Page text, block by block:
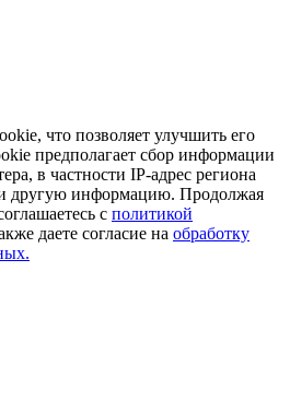
что позволяет улучшить его
предполагает сбор информации
в частности IP-адрес региона
другую информацию. Продолжая
с политикой
даете согласие на обработку